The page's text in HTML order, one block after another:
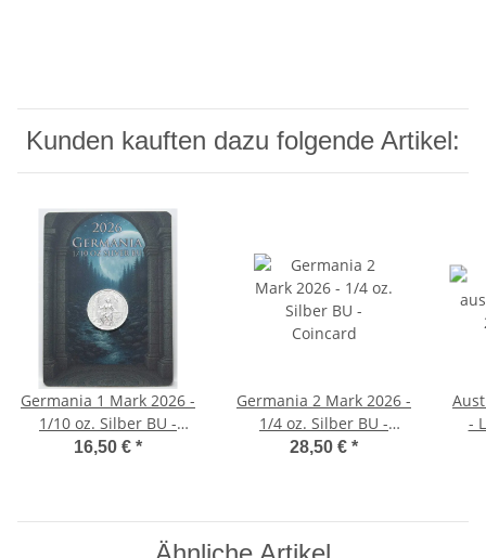
Kunden kauften dazu folgende Artikel:
Germania 1 Mark 2026 -
1/10 oz. Silber BU -
Coincard
16,50 € *
Germania 2 Mark 2026 -
1/4 oz. Silber BU -
Coincard
28,50 € *
-